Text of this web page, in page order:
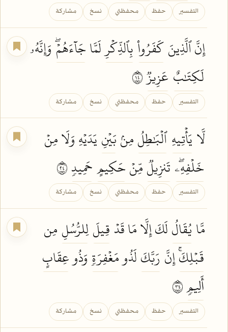
التفسير حفظ محفظتي نسخ مشاركة
إِنَّ ٱلَّذِينَكَفَرُواْ بِٱلذِّكۡرِلَمَّاجَآءَهُمۡۖوَإِنَّهُۥ
لَكِتَٰبٌ عَزِيزٞ٤١
التفسير حفظ محفظتي نسخ مشاركة
لَّا يَأۡتِيهِٱلۡبَٰطِلُمِنۢبَيۡنِ يَدَيۡهِ وَلَا مِنۡ
خَلۡفِهِۦۖ تَنزِيلٞمِّنۡحَكِيمٍحَمِيدٖ
التفسير حفظ محفظتي نسخ مشاركة
مَّا يُقَالُلَكَ إِلَّا مَا قَدۡ قِيلَلِلرُّسُلِ مِن
قَبۡلِكَۚإِنَّ رَبَّكَلَذُومَغۡفِرَةٖوَذُوعِقَابٍ
أَلِيمٖ
التفسير حفظ محفظتي نسخ مشاركة